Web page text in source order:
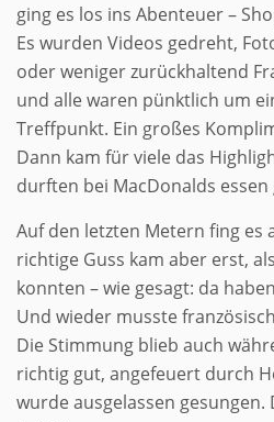
ging es los ins Abenteuer –
Es wurden Videos gedreht,
oder weniger zurückhaltend
und alle waren pünktlich um
Treffpunkt. Ein großes
Dann kam für viele das
durften bei MacDonalds essen
Auf den letzten Metern fing es
richtige Guss kam aber erst,
konnten – wie gesagt: da
Und wieder musste
Die Stimmung blieb auch
richtig gut, angefeuert durch
wurde ausgelassen gesungen.